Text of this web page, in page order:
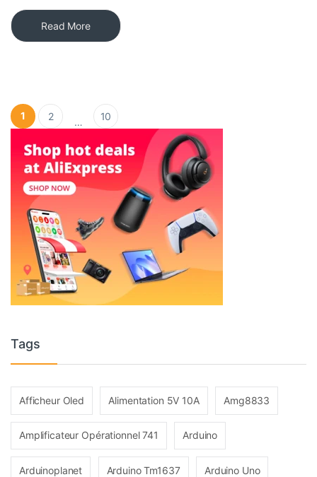
Read More
Pagination des publications
1 2 … 10
Tags
Afficheur Oled Alimentation 5V 10A Amg8833
Amplificateur Opérationnel 741 Arduino
Arduinoplanet Arduino Tm1637 Arduino Uno